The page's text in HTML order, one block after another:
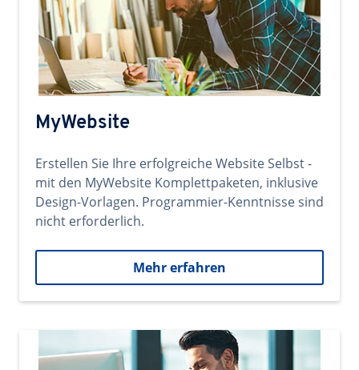
MyWebsite
Erstellen Sie Ihre erfolgreiche Website Selbst -
mit den MyWebsite Komplettpaketen, inklusive
Design-Vorlagen. Programmier-Kenntnisse sind
nicht erforderlich.
Mehr erfahren